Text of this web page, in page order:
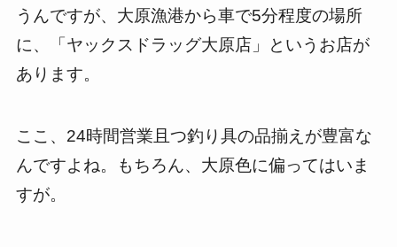
うんですが、大原漁港から車で5分程度の場所
に、「ヤックスドラッグ大原店」というお店が
あります。
ここ、 24時間営業且つ釣り具の品揃えが豊富な
んですよね。もちろん、大原色に偏ってはいま
すが。